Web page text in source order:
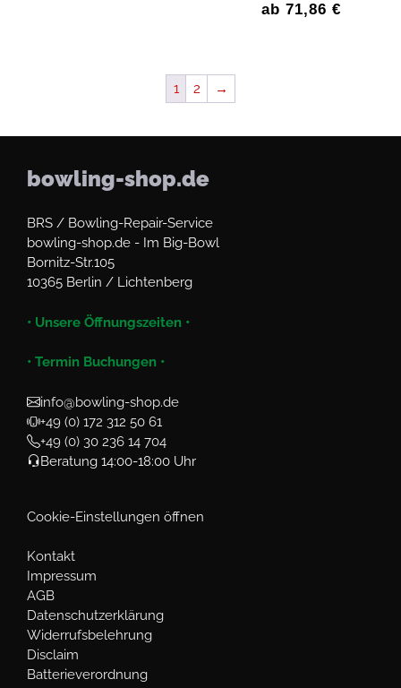
ab 71,86 €
1 2 →
bowling-shop.de
BRS / Bowling-Repair-Service
bowling-shop.de - Im Big-Bowl
Bornitz-Str.105
10365 Berlin / Lichtenberg
• Unsere Öffnungszeiten •
• Termin Buchungen •
info@bowling-shop.de
+49 (0) 172 312 50 61
+49 (0) 30 236 14 704
Beratung 14:00-18:00 Uhr
Cookie-Einstellungen öffnen
Kontakt
Impressum
AGB
Datenschutzerklärung
Widerrufsbelehrung
Disclaim
Batterieverordnung